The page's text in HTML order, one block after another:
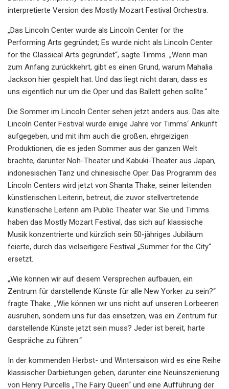
interpretierte Version des Mostly Mozart Festival Orchestra.
„Das Lincoln Center wurde als Lincoln Center for the
Performing Arts gegründet; Es wurde nicht als Lincoln Center
for the Classical Arts gegründet“, sagte Timms. „Wenn man
zum Anfang zurückkehrt, gibt es einen Grund, warum Mahalia
Jackson hier gespielt hat. Und das liegt nicht daran, dass es
uns eigentlich nur um die Oper und das Ballett gehen sollte.“
Die Sommer im Lincoln Center sehen jetzt anders aus. Das alte
Lincoln Center Festival wurde einige Jahre vor Timms‘ Ankunft
aufgegeben, und mit ihm auch die großen, ehrgeizigen
Produktionen, die es jeden Sommer aus der ganzen Welt
brachte, darunter Noh-Theater und Kabuki-Theater aus Japan,
indonesischen Tanz und chinesische Oper. Das Programm des
Lincoln Centers wird jetzt von Shanta Thake, seiner leitenden
künstlerischen Leiterin, betreut, die zuvor stellvertretende
künstlerische Leiterin am Public Theater war. Sie und Timms
haben das Mostly Mozart Festival, das sich auf klassische
Musik konzentrierte und kürzlich sein 50-jähriges Jubiläum
feierte, durch das vielseitigere Festival „Summer for the City“
ersetzt.
„Wie können wir auf diesem Versprechen aufbauen, ein
Zentrum für darstellende Künste für alle New Yorker zu sein?“
fragte Thake. „Wie können wir uns nicht auf unseren Lorbeeren
ausruhen, sondern uns für das einsetzen, was ein Zentrum für
darstellende Künste jetzt sein muss? Jeder ist bereit, harte
Gespräche zu führen.“
In der kommenden Herbst- und Wintersaison wird es eine Reihe
klassischer Darbietungen geben, darunter eine Neuinszenierung
von Henry Purcells „The Fairy Queen“ und eine Aufführung der